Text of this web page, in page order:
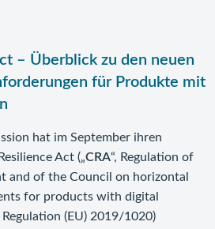
– Überblick zu den neuen
für Produkte mit
hat im September ihren
Act („CRA“, Regulation of
and of the Council on horizontal
for products with digital
(EU) 2019/1020)